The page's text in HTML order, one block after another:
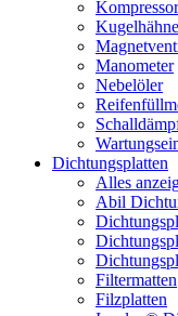
Kugelhähne
Manometer
Nebelöler
Dichtungsplatten
Alles
Abil
Filtermatten
Filzplatten